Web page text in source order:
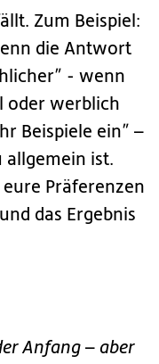
Zum Beispiel:
die Antwort
- wenn
oder werblich
Beispiele ein” –
ist.
Präferenzen
das Ergebnis
Anfang – aber